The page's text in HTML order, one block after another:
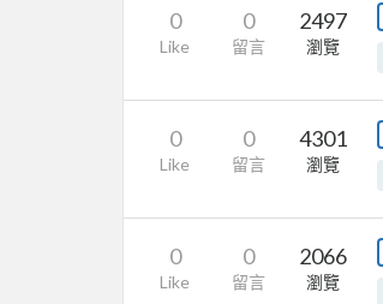
0
Like
0
留言
2497
瀏覽
0
Like
0
留言
4301
瀏覽
0
Like
0
留言
2066
瀏覽